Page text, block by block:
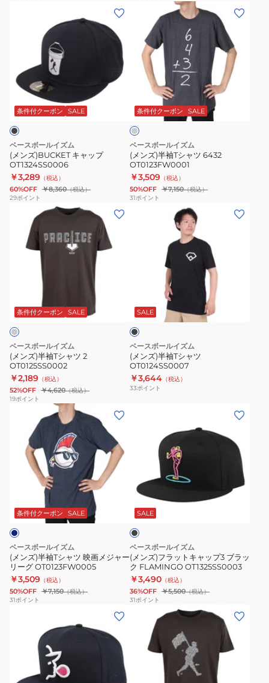
プ
OT1323FW0002
ズ)BUCKET
ッ
OT1324SS0006
条件付クーポン SALE
ベースボールイズム
(メンズ)BUCKET キャップ
OT1324SS0006
￥3,289 （税込）
60%OFF ￥8,360（税込）
29ポイント
ャ
ツ
6432
OT0123FW0001
条件付クーポン SALE
チ
ャ
コ
グ
レ
ー
ベースボールイズム
(メンズ)半袖Tシャツ 6432
OT0123FW0001
￥3,509 （税込）
50%OFF ￥7,150（税込）
31ポイント
ャ
ツ
2
OT0125SS0002
条件付クーポン SALE
ベースボールイズム
(メンズ)半袖Tシャツ 2
OT0125SS0002
￥2,189 （税込）
52%OFF ￥4,620（税込）
19ポイント
ャ
ツ
OT0124SS0007
SALE
ブ
ラ
ッ
ベースボールイズム
(メンズ)半袖Tシャツ
OT0124SS0007
￥3,644 （税込）
33ポイント
ャ
ツ
映
画
メ
ジ
ャ
OT0123FW0005
条件付クーポン SALE
ベースボールイズム
(メンズ)半袖Tシャツ 映画メジャー
リーグ OT0123FW0005
￥3,509 （税込）
50%OFF ￥7,150（税込）
31ポイント
ッ
キ
ャ
ッ
プ
3
ブ
ラ
FLAMINGO
OT1325SS0003
SALE
ブ
ラ
ッ
ク
ベースボールイズム
(メンズ)フラットキャップ3 ブラッ
ク FLAMINGO OT1325SS0003
￥3,490 （税込）
36%OFF ￥5,500（税込）
31ポイント